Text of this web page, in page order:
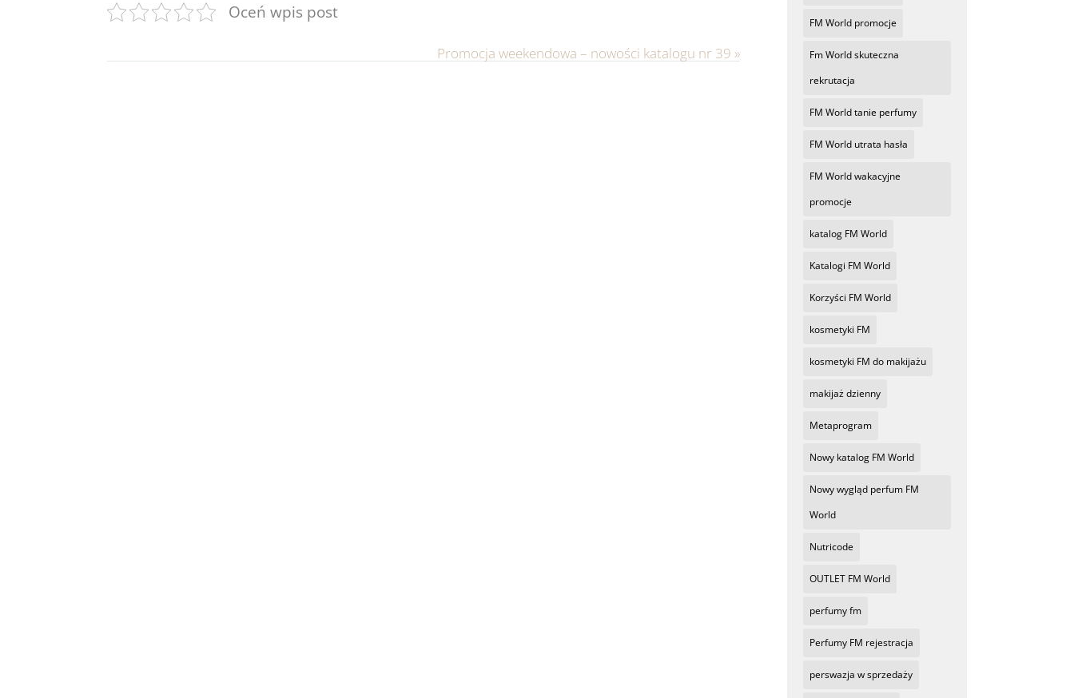
Oceń wpis post
Promocja weekendowa – nowości katalogu nr 39 »
FM World promocje
Fm World skuteczna
rekrutacja
FM World tanie perfumy
FM World utrata hasła
FM World wakacyjne
promocje
katalog FM World
Katalogi FM World
Korzyści FM World
kosmetyki FM
kosmetyki FM do makijażu
makijaż dzienny
Metaprogram
Nowy katalog FM World
Nowy wygląd perfum FM
World
Nutricode
OUTLET FM World
perfumy fm
Perfumy FM rejestracja
perswazja w sprzedaży